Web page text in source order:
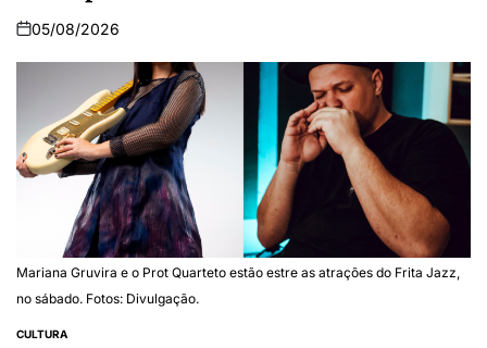
05/08/2026
Mariana Gruvira e o Prot Quarteto estão estre as atrações do Frita Jazz,
no sábado. Fotos: Divulgação.
CULTURA